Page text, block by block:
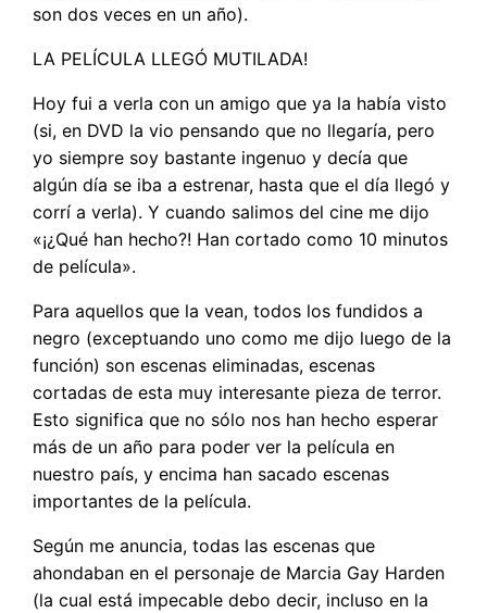
son dos veces en un año).
LA PELÍCULA LLEGÓ MUTILADA!
Hoy fui a verla con un amigo que ya la había visto
(si, en DVD la vio pensando que no llegaría, pero
yo siempre soy bastante ingenuo y decía que
algún día se iba a estrenar, hasta que el día llegó y
corrí a verla). Y cuando salimos del cine me dijo
«¡¿Qué han hecho?! Han cortado como 10 minutos
de película».
Para aquellos que la vean, todos los fundidos a
negro (exceptuando uno como me dijo luego de la
función) son escenas eliminadas, escenas
cortadas de esta muy interesante pieza de terror.
Esto significa que no sólo nos han hecho esperar
más de un año para poder ver la película en
nuestro país, y encima han sacado escenas
importantes de la película.
Según me anuncia, todas las escenas que
ahondaban en el personaje de Marcia Gay Harden
(la cual está impecable debo decir, incluso en la